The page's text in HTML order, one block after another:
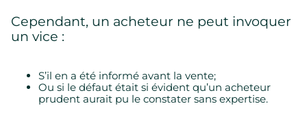
Cependant, un acheteur ne peut invoquer
un vice :
S’il en a été informé avant la vente;
Ou si le défaut était si évident qu’un acheteur
prudent aurait pu le constater sans expertise.